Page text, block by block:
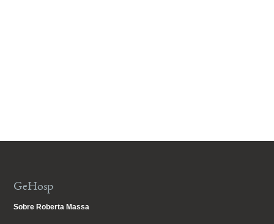
GeHosp
Sobre Roberta Massa